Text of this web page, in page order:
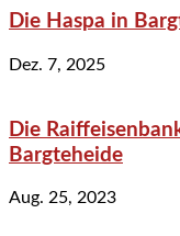
Die Haspa in
Dez. 7, 2025
Die
Bargteheide
Aug. 25, 2023